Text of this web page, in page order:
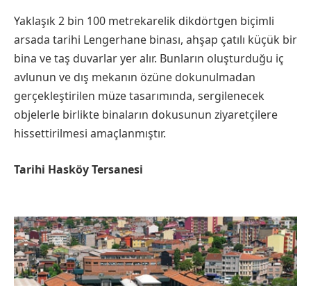
Yaklaşık 2 bin 100 metrekarelik dikdörtgen biçimli
arsada tarihi Lengerhane binası, ahşap çatılı küçük bir
bina ve taş duvarlar yer alır. Bunların oluşturduğu iç
avlunun ve dış mekanın özüne dokunulmadan
gerçekleştirilen müze tasarımında, sergilenecek
objelerle birlikte binaların dokusunun ziyaretçilere
hissettirilmesi amaçlanmıştır.
Tarihi Hasköy Tersanesi